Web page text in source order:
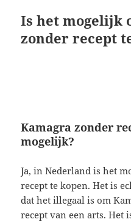
Is het mogelijk
zonder recept
Kamagra zonder
mogelijk?
Ja, in Nederland is het
recept te kopen. Het is
dat het illegaal is om
recept van een arts. Het